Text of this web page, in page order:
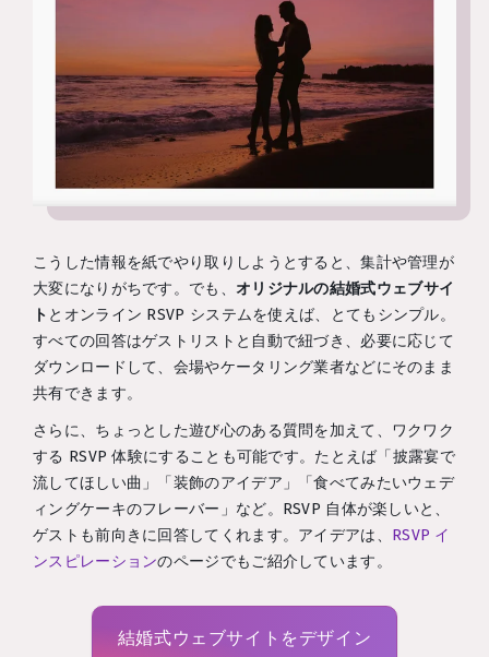
こうした情報を紙でやり取りしようとすると、集計や管理が
大変になりがちです。でも、 オリジナルの結婚式ウェブサイ
ト とオンライン RSVP システムを使えば、とてもシンプル。
すべての回答はゲストリストと自動で紐づき、必要に応じて
ダウンロードして、会場やケータリング業者などにそのまま
共有できます。
さらに、ちょっとした遊び心のある質問を加えて、ワクワク
する RSVP 体験にすることも可能です。たとえば「披露宴で
流してほしい曲」「装飾のアイデア」「食べてみたいウェデ
ィングケーキのフレーバー」など。RSVP 自体が楽しいと、
ゲストも前向きに回答してくれます。アイデアは、 RSVP イ
ンスピレーションのページでもご紹介しています。
結婚式ウェブサイトをデザイン